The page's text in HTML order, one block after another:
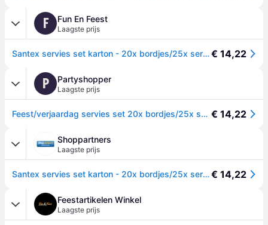
F Fun En Feest
Laagste prijs
Santex servies set karton - 20x bordjes/25x servetten - fel groen -€ 14,22
P Partyshopper
Laagste prijs
Feest/verjaardag servies set 20x bordjes/25x servetten - fel groen - karton € 14,22
Shoppartners
Laagste prijs
Santex servies set karton - 20x bordjes/25x servetten - fel groen€ 14,22
Feestartikelen Winkel
Laagste prijs